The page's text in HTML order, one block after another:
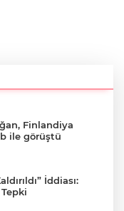
Finlandiya
ile görüştü
İddiası: